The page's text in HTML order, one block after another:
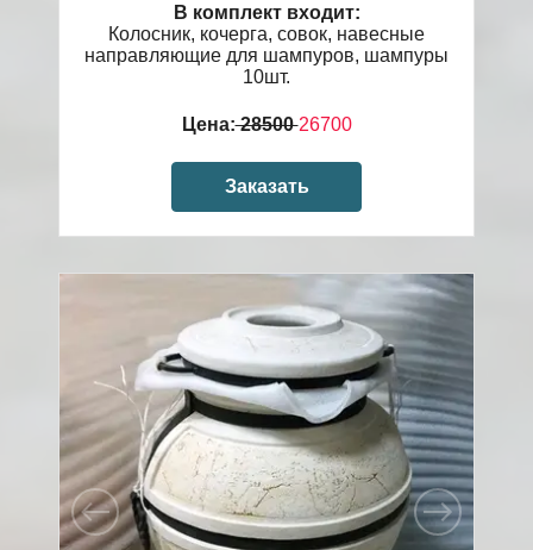
В комплект входит:
Колосник, кочерга, совок, навесные
направляющие для шампуров, шампуры
10шт.
Цена:2850026700
Заказать